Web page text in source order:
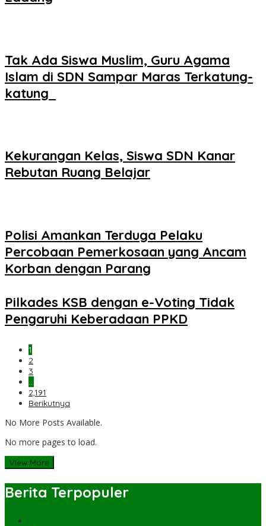
Tak Ada Siswa Muslim, Guru Agama
Islam di SDN Sampar Maras Terkatung-
katung ‎
Kekurangan Kelas, Siswa SDN Kanar
Rebutan Ruang Belajar
Polisi Amankan Terduga Pelaku
Percobaan Pemerkosaan yang Ancam
Korban dengan Parang
Pilkades KSB dengan e-Voting Tidak
Pengaruhi Keberadaan PPKD
1
2
3
…
2,191
Berikutnya
No More Posts Available.
No more pages to load.
View More
Berita Terpopuler